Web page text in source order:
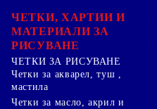
ЧЕТКИ, ХАРТИИ И
МАТЕРИАЛИ ЗА
РИСУВАНЕ
ЧЕТКИ ЗА РИСУВАНЕ
Четки за акварел, туш ,
мастила
Четки за масло, акрил и